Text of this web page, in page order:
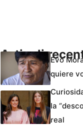
Articoli
Evo
quiere
la
real